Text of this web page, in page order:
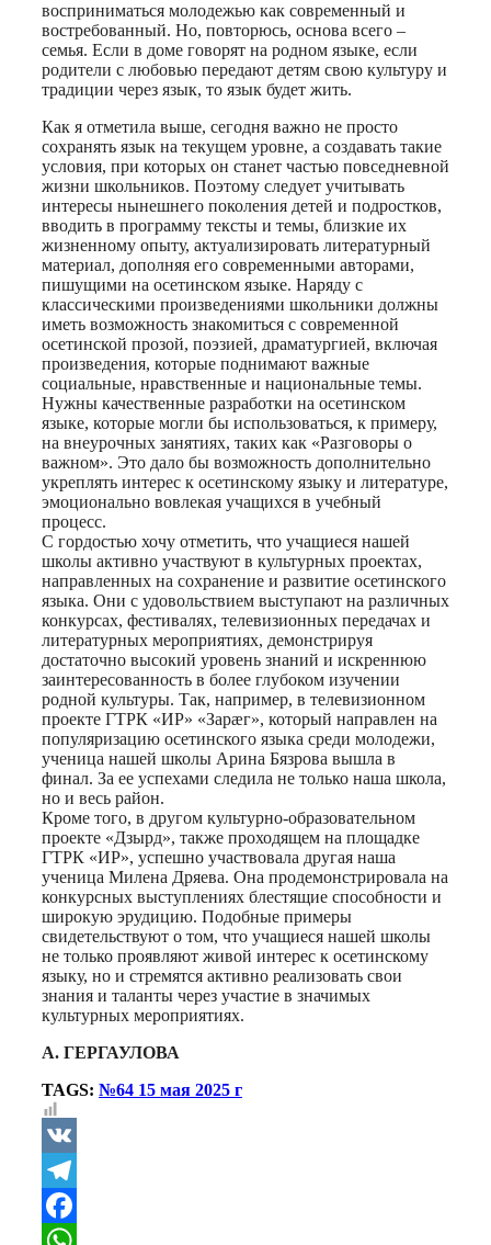
восприниматься молодежью как современный и
востребованный. Но, повторюсь, основа всего –
семья. Если в доме говорят на родном языке, если
родители с любовью передают детям свою культуру и
традиции через язык, то язык будет жить.
Как я отметила выше, сегодня важно не просто
сохранять язык на текущем уровне, а создавать такие
условия, при которых он станет частью повседневной
жизни школьников. Поэтому следует учитывать
интересы нынешнего поколения детей и подростков,
вводить в программу тексты и темы, близкие их
жизненному опыту, актуализировать литературный
материал, дополняя его современными авторами,
пишущими на осетинском языке. Наряду с
классическими произведениями школьники должны
иметь возможность знакомиться с современной
осетинской прозой, поэзией, драматургией, включая
произведения, которые поднимают важные
социальные, нравственные и национальные темы.
Нужны качественные разработки на осетинском
языке, которые могли бы использоваться, к примеру,
на внеурочных занятиях, таких как «Разговоры о
важном». Это дало бы возможность дополнительно
укреплять интерес к осетинскому языку и литературе,
эмоционально вовлекая учащихся в учебный
процесс.
С гордостью хочу отметить, что учащиеся нашей
школы активно участвуют в культурных проектах,
направленных на сохранение и развитие осетинского
языка. Они с удовольствием выступают на различных
конкурсах, фестивалях, телевизионных передачах и
литературных мероприятиях, демонстрируя
достаточно высокий уровень знаний и искреннюю
заинтересованность в более глубоком изучении
родной культуры. Так, например, в телевизионном
проекте ГТРК «ИР» «Зарæг», который направлен на
популяризацию осетинского языка среди молодежи,
ученица нашей школы Арина Бязрова вышла в
финал. За ее успехами следила не только наша школа,
но и весь район.
Кроме того, в другом культурно-образовательном
проекте «Дзырд», также проходящем на площадке
ГТРК «ИР», успешно участвовала другая наша
ученица Милена Дряева. Она продемонстрировала на
конкурсных выступлениях блестящие способности и
широкую эрудицию. Подобные примеры
свидетельствуют о том, что учащиеся нашей школы
не только проявляют живой интерес к осетинскому
языку, но и стремятся активно реализовать свои
знания и таланты через участие в значимых
культурных мероприятиях.
А. ГЕРГАУЛОВА
TAGS: №64 15 мая 2025 г
VK
Telegram
Facebook